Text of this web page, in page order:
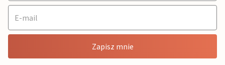
Zapisz mnie